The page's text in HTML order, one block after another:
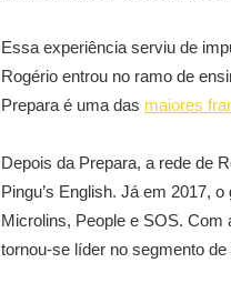
Essa experiência serviu de
Rogério entrou no ramo de
Prepara é uma das maiores
Depois da Prepara, a rede de
Pingu’s English. Já em 2017,
Microlins, People e SOS.
tornou-se líder no segmento